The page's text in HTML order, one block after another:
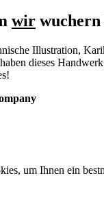
wir
Illustration,
dieses
um Ihnen ein